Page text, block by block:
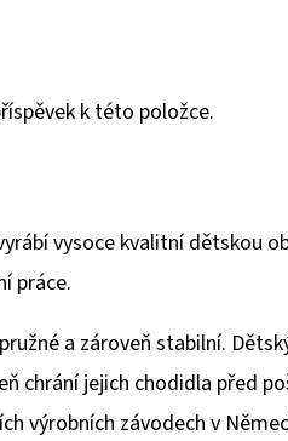
k této položce.
vysoce kvalitní dětskou
práce.
a zároveň stabilní.
chrání jejich chodidla před
výrobních závodech v